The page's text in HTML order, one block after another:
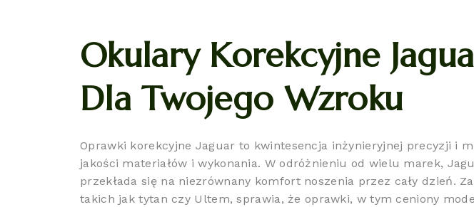
Okulary Korekcyjne
Dla Twojego Wzroku
Oprawki korekcyjne Jaguar to kwintesencja inżynieryjnej precyzji i
jakości materiałów i wykonania. W odróżnieniu od wielu marek,
przekłada się na niezrównany komfort noszenia przez cały dzień.
takich jak tytan czy Ultem, sprawia, że oprawki, w tym ceniony